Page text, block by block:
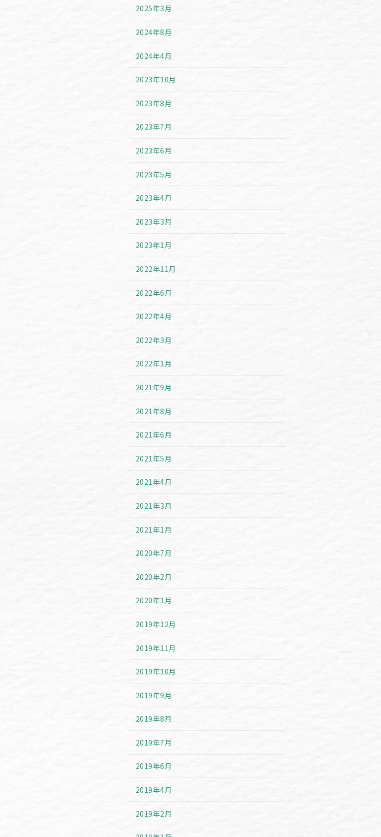
2025年3月
2024年8月
2024年4月
2023年10月
2023年8月
2023年7月
2023年6月
2023年5月
2023年4月
2023年3月
2023年1月
2022年11月
2022年6月
2022年4月
2022年3月
2022年1月
2021年9月
2021年8月
2021年6月
2021年5月
2021年4月
2021年3月
2021年1月
2020年7月
2020年2月
2020年1月
2019年12月
2019年11月
2019年10月
2019年9月
2019年8月
2019年7月
2019年6月
2019年4月
2019年2月